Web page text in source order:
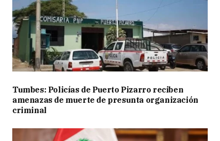
Tumbes: Policías de Puerto Pizarro reciben
amenazas de muerte de presunta organización
criminal